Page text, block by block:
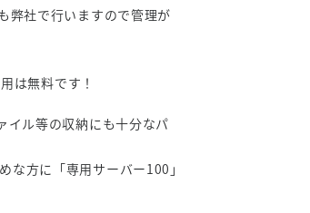
弊社で行いますので管理が
は無料です！
イル等の収納にも十分なパ
な方に「専用サーバー100」